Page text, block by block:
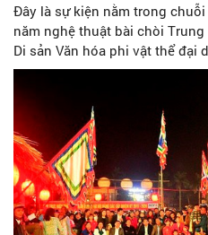
Đây là sự kiện nằm trong
năm nghệ thuật bài chòi
Di sản Văn hóa phi vật thể đại